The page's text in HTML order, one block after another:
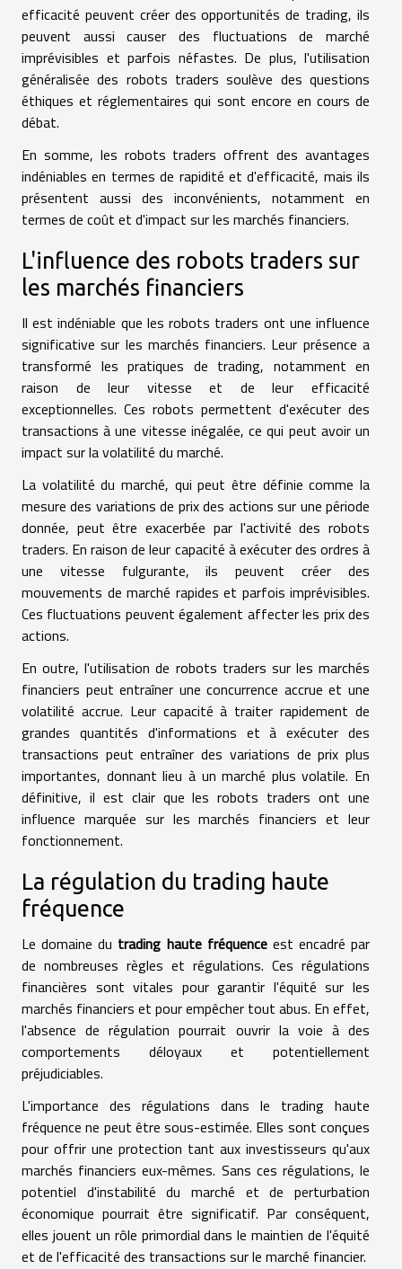
efficacité peuvent créer des opportunités de trading, ils
peuvent aussi causer des fluctuations de marché
imprévisibles et parfois néfastes. De plus, l'utilisation
généralisée des robots traders soulève des questions
éthiques et réglementaires qui sont encore en cours de
débat.
En somme, les robots traders offrent des avantages
indéniables en termes de rapidité et d'efficacité, mais ils
présentent aussi des inconvénients, notamment en
termes de coût et d'impact sur les marchés financiers.
L'influence des robots traders sur
les marchés financiers
Il est indéniable que les robots traders ont une influence
significative sur les marchés financiers. Leur présence a
transformé les pratiques de trading, notamment en
raison de leur vitesse et de leur efficacité
exceptionnelles. Ces robots permettent d'exécuter des
transactions à une vitesse inégalée, ce qui peut avoir un
impact sur la volatilité du marché.
La volatilité du marché, qui peut être définie comme la
mesure des variations de prix des actions sur une période
donnée, peut être exacerbée par l'activité des robots
traders. En raison de leur capacité à exécuter des ordres à
une vitesse fulgurante, ils peuvent créer des
mouvements de marché rapides et parfois imprévisibles.
Ces fluctuations peuvent également affecter les prix des
actions.
En outre, l'utilisation de robots traders sur les marchés
financiers peut entraîner une concurrence accrue et une
volatilité accrue. Leur capacité à traiter rapidement de
grandes quantités d'informations et à exécuter des
transactions peut entraîner des variations de prix plus
importantes, donnant lieu à un marché plus volatile. En
définitive, il est clair que les robots traders ont une
influence marquée sur les marchés financiers et leur
fonctionnement.
La régulation du trading haute
fréquence
Le domaine du trading haute fréquenceest encadré par
de nombreuses règles et régulations. Ces régulations
financières sont vitales pour garantir l'équité sur les
marchés financiers et pour empêcher tout abus. En effet,
l'absence de régulation pourrait ouvrir la voie à des
comportements déloyaux et potentiellement
préjudiciables.
L'importance des régulations dans le trading haute
fréquence ne peut être sous-estimée. Elles sont conçues
pour offrir une protection tant aux investisseurs qu'aux
marchés financiers eux-mêmes. Sans ces régulations, le
potentiel d'instabilité du marché et de perturbation
économique pourrait être significatif. Par conséquent,
elles jouent un rôle primordial dans le maintien de l'équité
et de l'efficacité des transactions sur le marché financier.